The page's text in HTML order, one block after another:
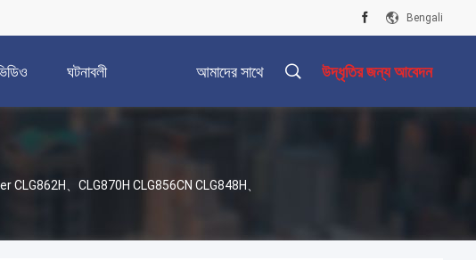
Bengali
ঘটনাবলী আমাদের সাথে উদ্ধৃতির জন্য আবেদন
、CLG870H CLG856CN CLG848H、